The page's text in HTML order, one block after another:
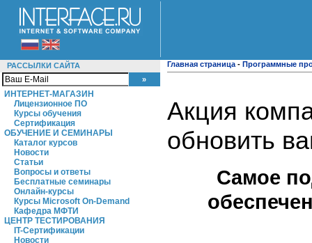
РАССЫЛКИ САЙТА
ИНТЕРНЕТ-МАГАЗИН
Лицензионное ПО
Курсы обучения
Сертификация
ОБУЧЕНИЕ И СЕМИНАРЫ
Каталог курсов
Новости
Статьи
Вопросы и ответы
Бесплатные семинары
Онлайн-курсы
Курсы Microsoft On-Demand
Кафедра МФТИ
ЦЕНТР ТЕСТИРОВАНИЯ
IT-Сертификации
Новости
Главная страница - Программные
Акция
обновить
Самое